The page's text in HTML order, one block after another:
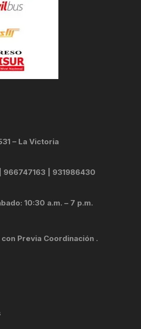
– La Victoria
966747163 | 931986430
10:30 a.m. – 7 p.m.
Previa Coordinación .